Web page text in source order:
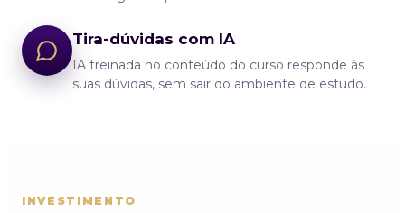
Tira-dúvidas com IA
IA treinada no conteúdo do curso responde às
suas dúvidas, sem sair do ambiente de estudo.
INVESTIMENTO